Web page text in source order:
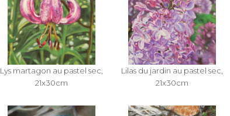
Lys martagon au pastel sec,
21x30cm
Lilas du jardin au pastel sec,
21x30cm